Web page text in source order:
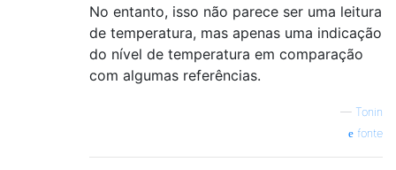
No entanto, isso não parece ser uma leitura
de temperatura, mas apenas uma indicação
do nível de temperatura em comparação
com algumas referências.
— Tonin
fonte